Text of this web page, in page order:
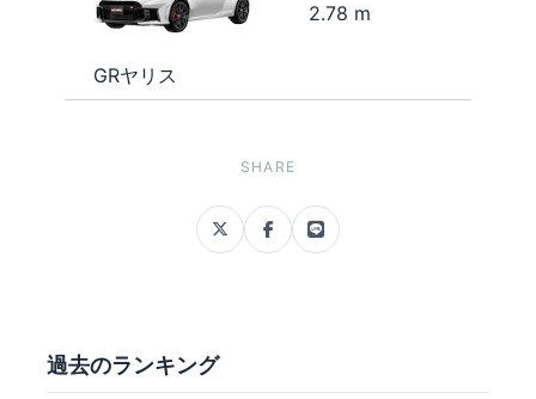
GRヤリス
2.78 m
SHARE
過去のランキング